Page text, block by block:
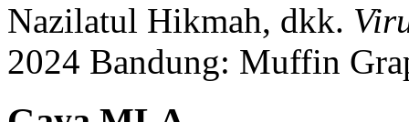
Nazilatul Hikmah, dkk.
2024 Bandung: Muffin